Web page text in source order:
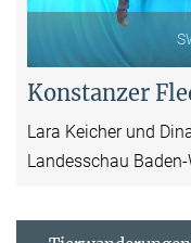
Konstanzer
Lara Keicher und
Landesschau